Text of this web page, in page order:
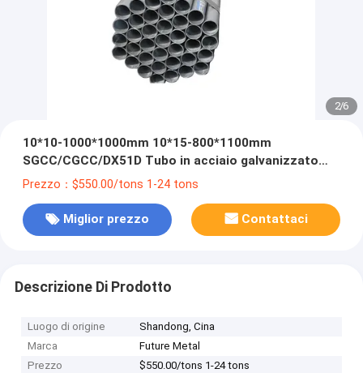
2/6
10*10-1000*1000mm 10*15-800*1100mm
SGCC/CGCC/DX51D Tubo in acciaio galvanizzato
per il trasporto di gas
Prezzo：$550.00/tons 1-24 tons
Miglior prezzo Contattaci
Descrizione Di Prodotto
Luogo di origine
Shandong, Cina
Marca
Future Metal
Prezzo
$550.00/tons 1-24 tons